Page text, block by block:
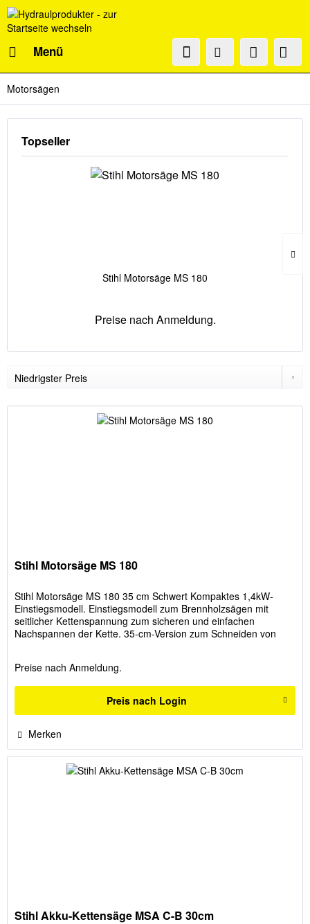
Menü
Motorsägen
Topseller
Stihl Motorsäge MS 180
Preise nach Anmeldung.
Stihl Motorsäge MS 180
Stihl Motorsäge MS 180 35 cm Schwert Kompaktes 1,4kW-
Einstiegsmodell. Einstiegsmodell zum Brennholzsägen mit
seitlicher Kettenspannung zum sicheren und einfachen
Nachspannen der Kette. 35-cm-Version zum Schneiden von
Preise nach Anmeldung.
Preis nach Login
Merken
Stihl Akku-Kettensäge MSA C-B 30cm